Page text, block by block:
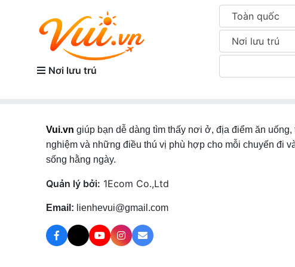
Nơi lưu trú
Toàn quốc
Nơi lưu trú
Vui.vn giúp bạn dễ dàng tìm thấy nơi ở, địa điểm ăn uống,
nghiệm và những điều thú vị phù hợp cho mỗi chuyến đi
sống hằng ngày.
Quản lý bởi: 1Ecom Co.,Ltd
Email: lienhevui@gmail.com